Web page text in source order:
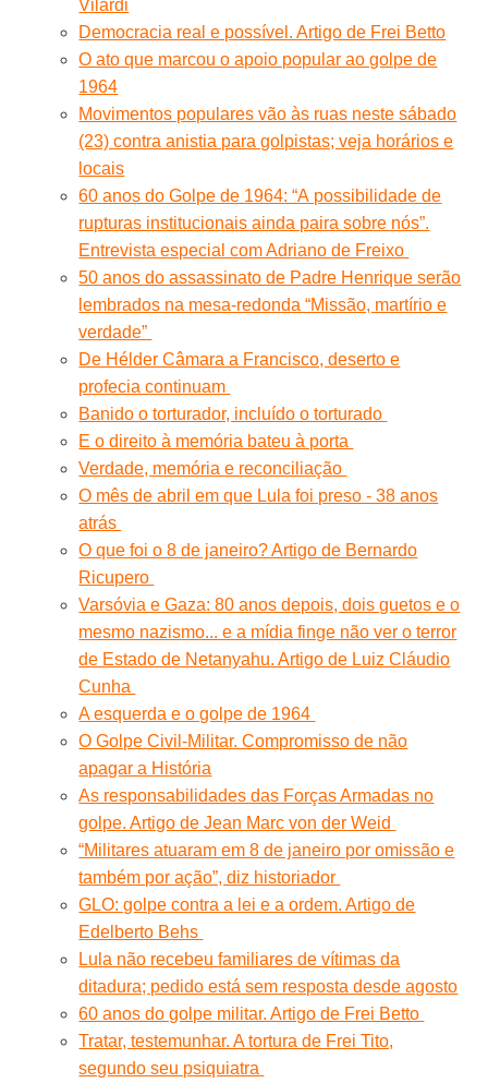
Vilardi
Democracia real e possível. Artigo de Frei Betto
O ato que marcou o apoio popular ao golpe de
1964
Movimentos populares vão às ruas neste sábado
(23) contra anistia para golpistas; veja horários e
locais
60 anos do Golpe de 1964: “A possibilidade de
rupturas institucionais ainda paira sobre nós”.
Entrevista especial com Adriano de Freixo
50 anos do assassinato de Padre Henrique serão
lembrados na mesa-redonda “Missão, martírio e
verdade”
De Hélder Câmara a Francisco, deserto e
profecia continuam
Banido o torturador, incluído o torturado
E o direito à memória bateu à porta
Verdade, memória e reconciliação
O mês de abril em que Lula foi preso - 38 anos
atrás
O que foi o 8 de janeiro? Artigo de Bernardo
Ricupero
Varsóvia e Gaza: 80 anos depois, dois guetos e o
mesmo nazismo... e a mídia finge não ver o terror
de Estado de Netanyahu. Artigo de Luiz Cláudio
Cunha
A esquerda e o golpe de 1964
O Golpe Civil-Militar. Compromisso de não
apagar a História
As responsabilidades das Forças Armadas no
golpe. Artigo de Jean Marc von der Weid
“Militares atuaram em 8 de janeiro por omissão e
também por ação”, diz historiador
GLO: golpe contra a lei e a ordem. Artigo de
Edelberto Behs
Lula não recebeu familiares de vítimas da
ditadura; pedido está sem resposta desde agosto
60 anos do golpe militar. Artigo de Frei Betto
Tratar, testemunhar. A tortura de Frei Tito,
segundo seu psiquiatra